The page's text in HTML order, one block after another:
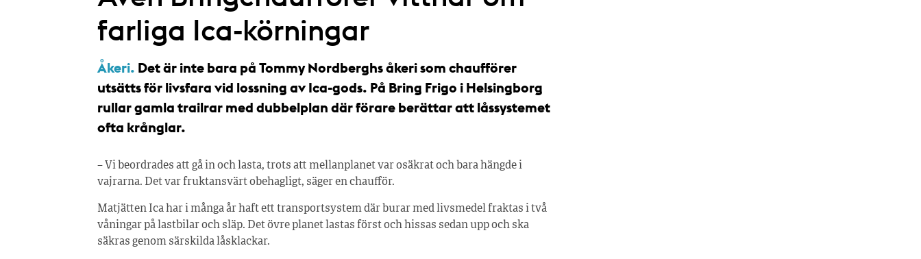
farliga Ica-körningar
Åkeri. Det är inte bara på Tommy Nordberghs åkeri som chaufförer
utsätts för livsfara vid lossning av Ica-gods. På Bring Frigo i Helsingborg
rullar gamla trailrar med dubbelplan där förare berättar att låssystemet
ofta krånglar.
– Vi beordrades att gå in och lasta, trots att mellanplanet var osäkrat och bara hängde i
vajrarna. Det var fruktansvärt obehagligt, säger en chaufför.
Matjätten Ica har i många år haft ett transportsystem där burar med livsmedel fraktas i två
våningar på lastbilar och släp. Det övre planet lastas först och hissas sedan upp och ska
säkras genom särskilda låsklackar.